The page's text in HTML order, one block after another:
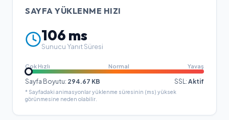
SAYFA YÜKLENME HIZI
106 ms
Sunucu Yanıt Süresi
Çok Hızlı Normal Yavaş
Sayfa Boyutu: 294.67 KB SSL: Aktif
* Sayfadaki animasyonlar yüklenme süresinin (ms) yüksek
görünmesine neden olabilir.